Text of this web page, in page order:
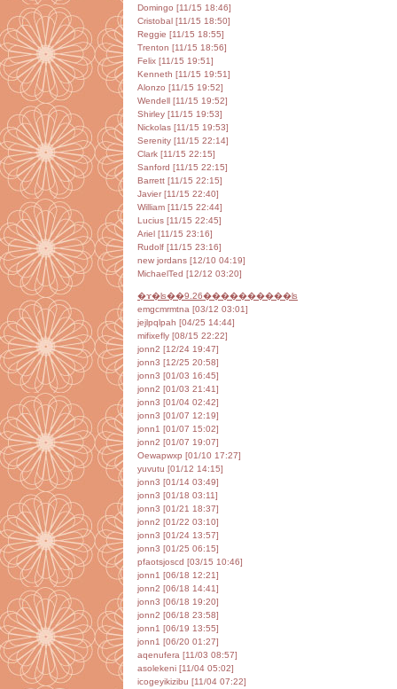
Domingo [11/15 18:46]
Cristobal [11/15 18:50]
Reggie [11/15 18:55]
Trenton [11/15 18:56]
Felix [11/15 19:51]
Kenneth [11/15 19:51]
Alonzo [11/15 19:52]
Wendell [11/15 19:52]
Shirley [11/15 19:53]
Nickolas [11/15 19:53]
Serenity [11/15 22:14]
Clark [11/15 22:15]
Sanford [11/15 22:15]
Barrett [11/15 22:15]
Javier [11/15 22:40]
William [11/15 22:44]
Lucius [11/15 22:45]
Ariel [11/15 23:16]
Rudolf [11/15 23:16]
new jordans [12/10 04:19]
MichaelTed [12/12 03:20]
�ɤ�ʪ��9.26����������ʪ
emgcmrmtna [03/12 03:01]
jejlpqlpah [04/25 14:44]
mifixefly [08/15 22:22]
jonn2 [12/24 19:47]
jonn3 [12/25 20:58]
jonn3 [01/03 16:45]
jonn2 [01/03 21:41]
jonn3 [01/04 02:42]
jonn3 [01/07 12:19]
jonn1 [01/07 15:02]
jonn2 [01/07 19:07]
Oewapwxp [01/10 17:27]
yuvutu [01/12 14:15]
jonn3 [01/14 03:49]
jonn3 [01/18 03:11]
jonn3 [01/21 18:37]
jonn2 [01/22 03:10]
jonn3 [01/24 13:57]
jonn3 [01/25 06:15]
pfaotsjoscd [03/15 10:46]
jonn1 [06/18 12:21]
jonn2 [06/18 14:41]
jonn3 [06/18 19:20]
jonn2 [06/18 23:58]
jonn1 [06/19 13:55]
jonn1 [06/20 01:27]
aqenufera [11/03 08:57]
asolekeni [11/04 05:02]
icogeyikizibu [11/04 07:22]